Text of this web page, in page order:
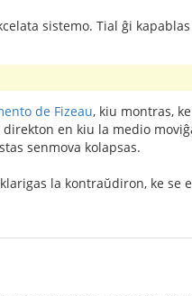
sistemo. Tial ĝi
de Fizeau, kiu montras,
en kiu la medio
senmova kolapsas.
la kontraŭdiron, ke se